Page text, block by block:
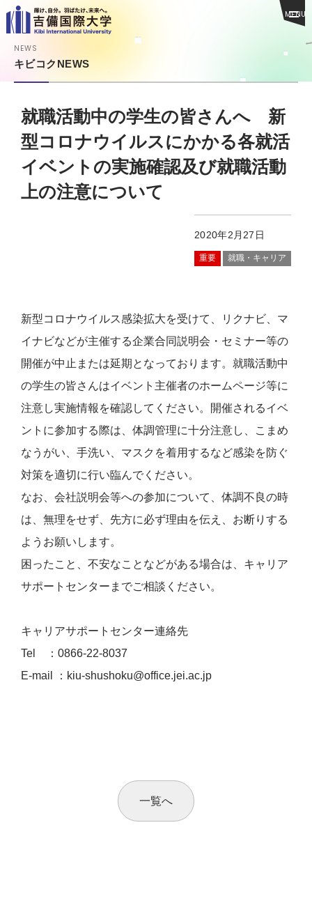
MENU
NEWS
キビコクNEWS
就職活動中の学生の皆さんへ 新
型コロナウイルスにかかる各就活
イベントの実施確認及び就職活動
上の注意について
2020年2月27日
重要 就職・キャリア
新型コロナウイルス感染拡大を受けて、リクナビ、マ
イナビなどが主催する企業合同説明会・セミナー等の
開催が中止または延期となっております。就職活動中
の学生の皆さんはイベント主催者のホームページ等に
注意し実施情報を確認してください。開催されるイベ
ントに参加する際は、体調管理に十分注意し、こまめ
なうがい、手洗い、マスクを着用するなど感染を防ぐ
対策を適切に行い臨んでください。
なお、会社説明会等への参加について、体調不良の時
は、無理をせず、先方に必ず理由を伝え、お断りする
ようお願いします。
困ったこと、不安なことなどがある場合は、キャリア
サポートセンターまでご相談ください。
キャリアサポートセンター連絡先
Tel ：0866-22-8037
E-mail ：kiu-shushoku@office.jei.ac.jp
一覧へ